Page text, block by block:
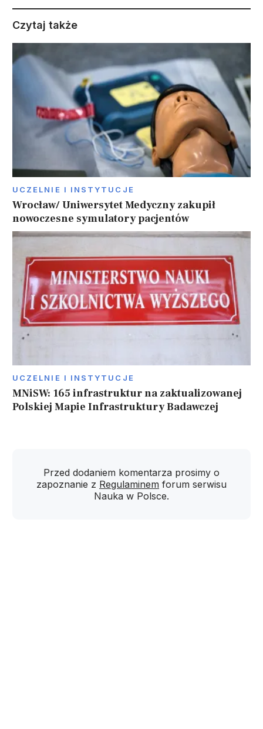
Czytaj także
UCZELNIE I INSTYTUCJE
Wrocław/ Uniwersytet Medyczny zakupił
nowoczesne symulatory pacjentów
UCZELNIE I INSTYTUCJE
MNiSW: 165 infrastruktur na zaktualizowanej
Polskiej Mapie Infrastruktury Badawczej
Przed dodaniem komentarza prosimy o
zapoznanie z Regulaminem forum serwisu
Nauka w Polsce.